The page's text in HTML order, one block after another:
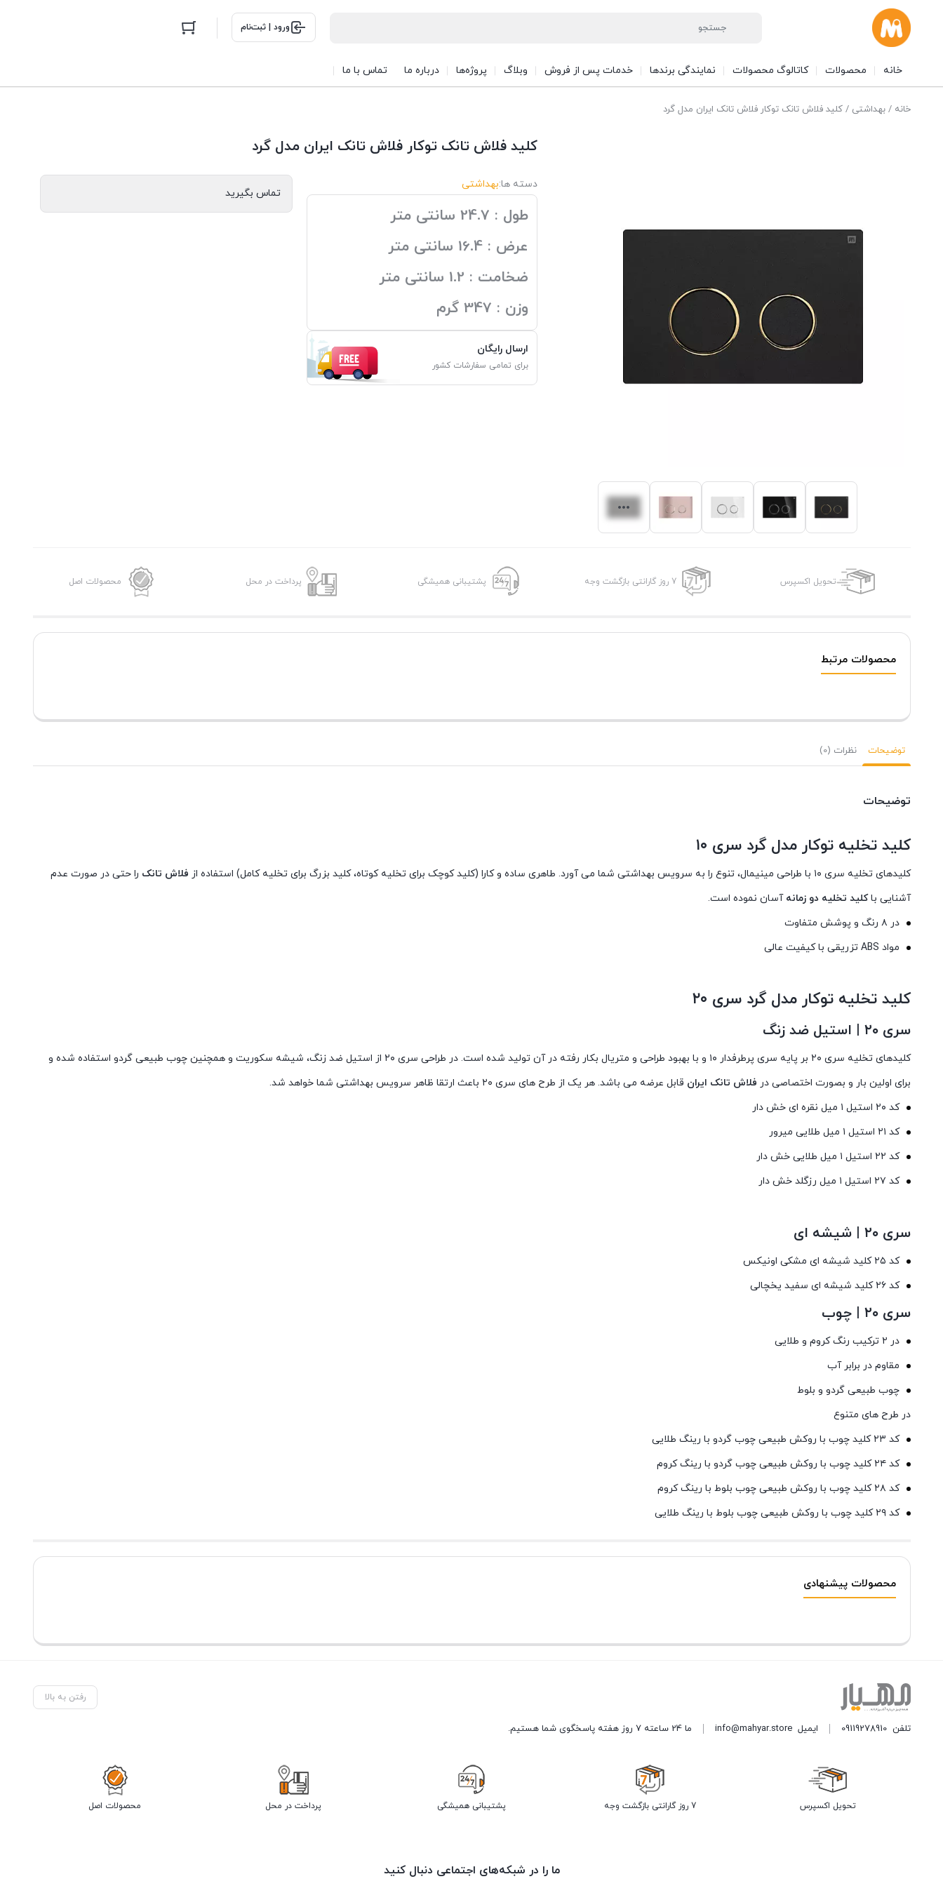
ورود | ثبت‌نام
خانه محصولات کاتالوگ محصولات نمایندگی برندها خدمات پس از فروش وبلاگ پروژه‌ها درباره ما تماس با ما
خانه /بهداشتی / کلید فلاش تانک توکار فلاش تانک ایران مدل گرد
کلید فلاش تانک توکار فلاش تانک ایران مدل گرد
دسته ها:بهداشتی
طول : 24.7 سانتی متر
عرض : 16.4 سانتی متر
ضخامت : 1.2 سانتی متر
وزن : 347 گرم
ارسال رایگان
برای تمامی سفارشات کشور
تماس بگیرید
تحویل اکسپرس 7 روز گارانتی بازگشت وجه پشتیبانی همیشگی پرداخت در محل محصولات اصل
محصولات مرتبط
توضیحات نظرات (0)
توضیحات
کلید تخلیه توکار مدل گرد سری ۱۰
کلیدهای تخلیه سری ۱۰ با طراحی مینیمال، تنوع را به سرویس بهداشتی شما می آورد. طاهری ساده و کارا (کلید کوچک برای تخلیه کوتاه، کلید بزرگ برای تخلیه کامل) استفاده از فلاش تانک را حتی در صورت عدم
آشنایی باکلید تخلیه دو زمانه آسان نموده است.
در ۸ رنگ و پوشش متفاوت
مواد ABS تزریقی با کیفیت عالی
کلید تخلیه توکار مدل گرد سری ۲۰
سری ۲۰ | استیل ضد زنگ
کلیدهای تخلیه سری ۲۰ بر پایه سری پرطرفدار ۱۰ و با بهبود طراحی و متریال بکار رفته در آن تولید شده است. در طراحی سری ۲۰ از استیل ضد زنگ، شیشه سکوریت و همچنین چوب طبیعی گردو استفاده شده و
برای اولین بار و بصورت اختصاصی در فلاش تانک ایران قابل عرضه می باشد. هر یک از طرح های سری ۲۰ باعث ارتقا ظاهر سرویس بهداشتی شما خواهد شد.
کد ۲۰ استیل ۱ میل نقره ای خش دار
کد ۲۱ استیل ۱ میل طلایی میرور
کد ۲۲ استیل ۱ میل طلایی خش دار
کد ۲۷ استیل ۱ میل رزگلد خش دار
سری ۲۰ | شیشه ای
کد ۲۵ کلید شیشه ای مشکی اونیکس
کد ۲۶ کلید شیشه ای سفید یخچالی
سری ۲۰ | چوب
در ۲ ترکیب رنگ کروم و طلایی
مقاوم در برابر آب
چوب طبیعی گردو و بلوط
در طرح های متنوع
کد ۲۳ کلید چوب با روکش طبیعی چوب گردو با رینگ طلایی
کد ۲۴ کلید چوب با روکش طبیعی چوب گردو با رینگ کروم
کد ۲۸ کلید چوب با روکش طبیعی چوب بلوط با رینگ کروم
کد ۲۹ کلید چوب با روکش طبیعی چوب بلوط با رینگ طلایی
محصولات پیشنهادی
رفتن به بالا
تلفن09119278910 ایمیلinfo@mahyar.store ما 24 ساعته 7 روز هفته پاسخگوی شما هستیم.
تحویل اکسپرس 7 روز گارانتی بازگشت وجه پشتیبانی همیشگی پرداخت در محل محصولات اصل
ما را در شبکه‌های اجتماعی دنبال کنید